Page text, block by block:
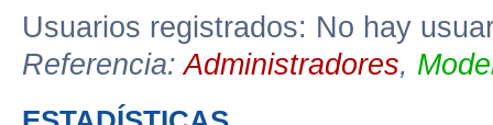
Usuarios registrados: No hay
Referencia:Administradores,